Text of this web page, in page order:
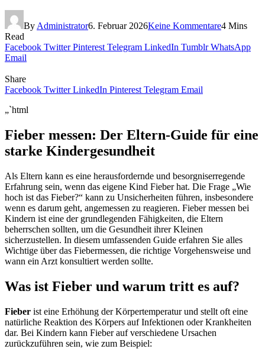
By Administrator6. Februar 2026Keine Kommentare4 Mins
Read
Facebook Twitter Pinterest Telegram LinkedIn Tumblr WhatsApp
Email
Share
Facebook Twitter LinkedIn Pinterest Telegram Email
„`html
Fieber messen: Der Eltern-Guide für eine
starke Kindergesundheit
Als Eltern kann es eine herausfordernde und besorgniserregende
Erfahrung sein, wenn das eigene Kind Fieber hat. Die Frage „Wie
hoch ist das Fieber?“ kann zu Unsicherheiten führen, insbesondere
wenn es darum geht, angemessen zu reagieren. Fieber messen bei
Kindern ist eine der grundlegenden Fähigkeiten, die Eltern
beherrschen sollten, um die Gesundheit ihrer Kleinen
sicherzustellen. In diesem umfassenden Guide erfahren Sie alles
Wichtige über das Fiebermessen, die richtige Vorgehensweise und
wann ein Arzt konsultiert werden sollte.
Was ist Fieber und warum tritt es auf?
Fieber ist eine Erhöhung der Körpertemperatur und stellt oft eine
natürliche Reaktion des Körpers auf Infektionen oder Krankheiten
dar. Bei Kindern kann Fieber auf verschiedene Ursachen
zurückzuführen sein, wie zum Beispiel: